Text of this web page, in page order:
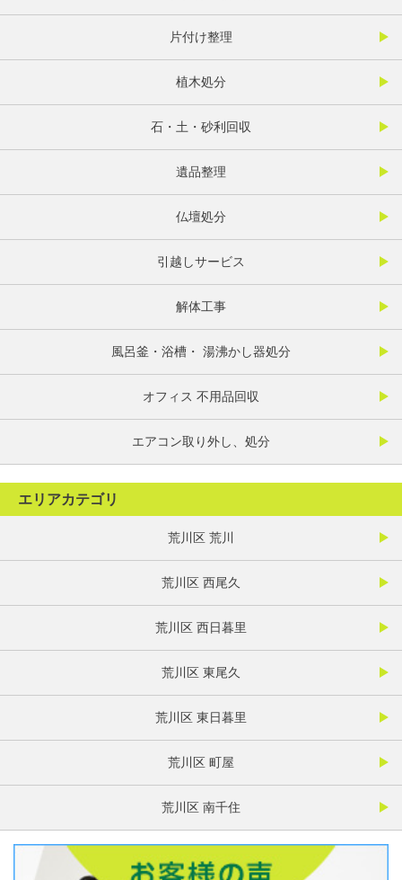
片付け整理
植木処分
石・土・砂利回収
遺品整理
仏壇処分
引越しサービス
解体工事
風呂釜・浴槽・ 湯沸かし器処分
オフィス 不用品回収
エアコン取り外し、処分
エリアカテゴリ
荒川区 荒川
荒川区 西尾久
荒川区 西日暮里
荒川区 東尾久
荒川区 東日暮里
荒川区 町屋
荒川区 南千住